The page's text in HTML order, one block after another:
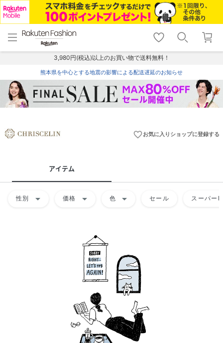
menu home
トップ
shopping_cart lock_outline
ログイン
3,980円(税込)以上のお買い物で送料無料！
熊本県を中心とする地震の影響による配送遅延のお知らせ
favorite_borderお気に入りショップに登録する
アイテム
性別 arrow_drop_down 価格 arrow_drop_down 色 arrow_drop_down セール スーパー